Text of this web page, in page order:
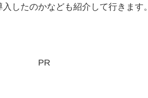
したのかなども紹介して行きます。
PR